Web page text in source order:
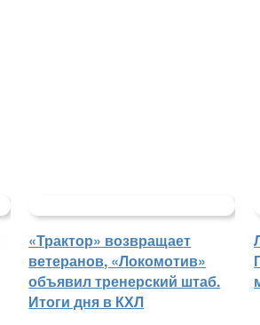
«Трактор» возвращает
ветеранов, «Локомотив»
объявил тренерский штаб.
Итоги дня в КХЛ